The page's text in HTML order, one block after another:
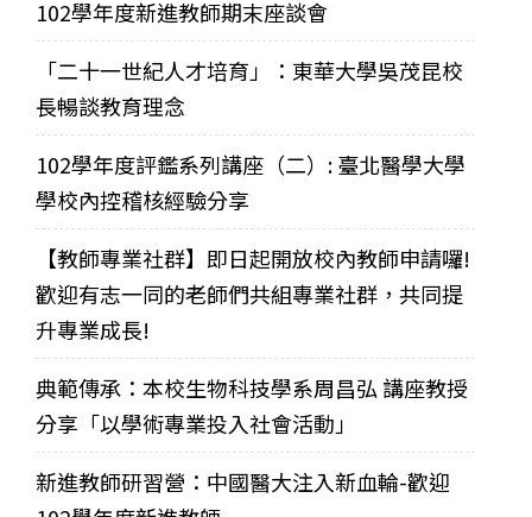
102學年度新進教師期末座談會
「二十一世紀人才培育」：東華大學吳茂昆校
長暢談教育理念
102學年度評鑑系列講座（二）: 臺北醫學大學
學校內控稽核經驗分享
【教師專業社群】即日起開放校內教師申請囉!
歡迎有志一同的老師們共組專業社群，共同提
升專業成長!
典範傳承：本校生物科技學系周昌弘 講座教授
分享「以學術專業投入社會活動」
新進教師研習營：中國醫大注入新血輪-歡迎